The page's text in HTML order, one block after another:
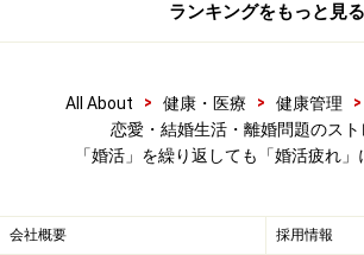
ランキングをもっと見る
All About > 健康・医療 > 健康管理 >
恋愛・結婚生活・離婚問題のスト
「婚活」を繰り返しても「婚活疲れ
会社概要 採用情報